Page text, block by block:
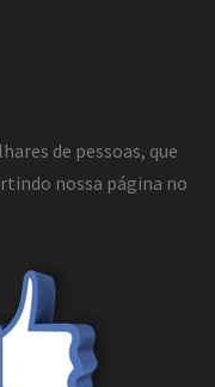
de pessoas, que
nossa página no